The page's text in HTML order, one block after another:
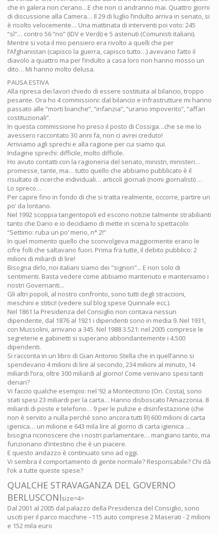
che in galera non c’erano…E che non ci andranno mai. Quattro giorni
di discussione alla Camera… Il 29 di luglio l’indulto arriva in senato, si
è risolto velocemente… Una mattinata di interventi poi voto: 245
“sì”… contro 56 “no” (IDV e Verdi) e 5 astenuti (Comunisti italiani).
Mentre si vota il mio pensiero era rivolto a quelli che per
l’Afghanistan (capisco la guerra, capisco tutto…) avevano fatto il
diavolo a quattro ma per l’indulto a casa loro non hanno mosso un
dito… Mi hanno molto delusa.
PAUSA ESTIVA
Alla ripresa dei lavori chiedo di essere sostituita al bilancio, troppo
pesante. Ora ho 4 commissioni: dal bilancio e infrastrutture mi hanno
passato alle “morti bianche”, “infanzia”, “uranio impoverito”, “affari
costituzionali”.
In questa commissione ho preso il posto di Cossiga…che se me lo
avessero raccontato 30 anni fa, non ci avrei creduto!
Arriviamo agli sprechi e alla ragione per cui siamo qui.
Indagine sprechi: difficile, molto difficile.
Ho avuto contatti con la ragioneria del senato, ministri, ministeri…
promesse, tante, ma… tutto quello che abbiamo pubblicato è il
risultato di ricerche individuali… articoli giornali (nomi giornalisti) …
Lo spreco…
Per capire fino in fondo di che si tratta realmente, occorre, partire un
po’ da lontano.
Nel 1992 scoppia tangentopoli ed escono notizie talmente strabilianti
tanto che Dario e io decidiamo di mette in scena lo spettacolo
“Settimo: ruba un po’ meno, n° 2!”
In quel momento quello che sconvolgeva maggiormente erano le
cifre folli che saltavano fuori. Prima fra tutte, il debito pubblico: 2
milioni di miliardi di lire!
Bisogna dirlo, noi italiani siamo dei "signori"... E non solo di
sentimenti. Basta vedere come abbiamo mantenuto e manteniamo i
nostri Governanti...
Gli altri popoli, al nostro confronto, sono tutti degli straccioni,
meschini e stitici! (vedere sul blog spese Quirinale ecc.).
Nel 1861 la Presidenza del Consiglio non contava nessun
dipendente, dal 1876 al 1921 i dipendenti sono in media 9. Nel 1931,
con Mussolini, arrivano a 345. Nel 1988 3.521: nel 2005 comprese le
segreterie e gabinetti si superano abbondantemente i 4.500
dipendenti.
Si racconta in un libro di Gian Antonio Stella che in quell’anno si
spendevano 4 milioni di lire al secondo, 234 milioni al minuto, 14
miliardi l’ora, oltre 300 miliardi al giorno! Come venivano spesi tanti
denari?
Vi faccio qualche esempio: nel ‘92 a Montecitorio (On. Costa), sono
stati spesi 23 miliardi per la carta… Hanno disboscato l’Amazzonia. 8
miliardi di poste e telefono… 9 per le pulizie e disinfestazione (che
non è servito a nulla perché sono ancora tutti lì!) 600 milioni di carta
igienica… un milione e 643 mila lire al giorno di carta igienica …
bisogna riconoscere che i nostri parlamentare… mangiano tanto, ma
funzionano d’intestino che è un piacere.
E questo andazzo è continuato sino ad oggi.
Vi sembra il comportamento di gente normale? Responsabile? Chi dà
l’ok a tutte queste spese?
QUALCHE STRAVAGANZA DEL GOVERNO
BERLUSCONIsize=4>
Dal 2001 al 2005 dal palazzo della Presidenza del Consiglio, sono
usciti per il parco macchine –115 auto comprese 2 Maserati - 2 milioni
e 152 mila euro